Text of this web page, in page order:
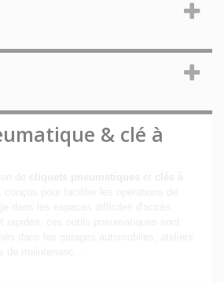
& clé à
de
dans les espaces difficiles d'accès.